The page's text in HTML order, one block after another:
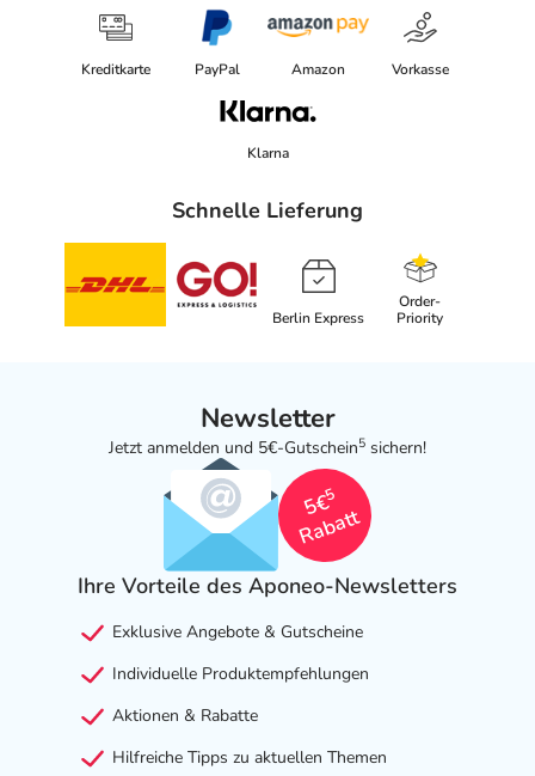
Kreditkarte PayPal Amazon Vorkasse
Klarna
Schnelle Lieferung
Berlin Express
Order-
Priority
Newsletter
Jetzt anmelden und 5€-Gutschein5 sichern!
5€
5
Rabatt
Ihre Vorteile des Aponeo-Newsletters
Exklusive Angebote & Gutscheine
Individuelle Produktempfehlungen
Aktionen & Rabatte
Hilfreiche Tipps zu aktuellen Themen